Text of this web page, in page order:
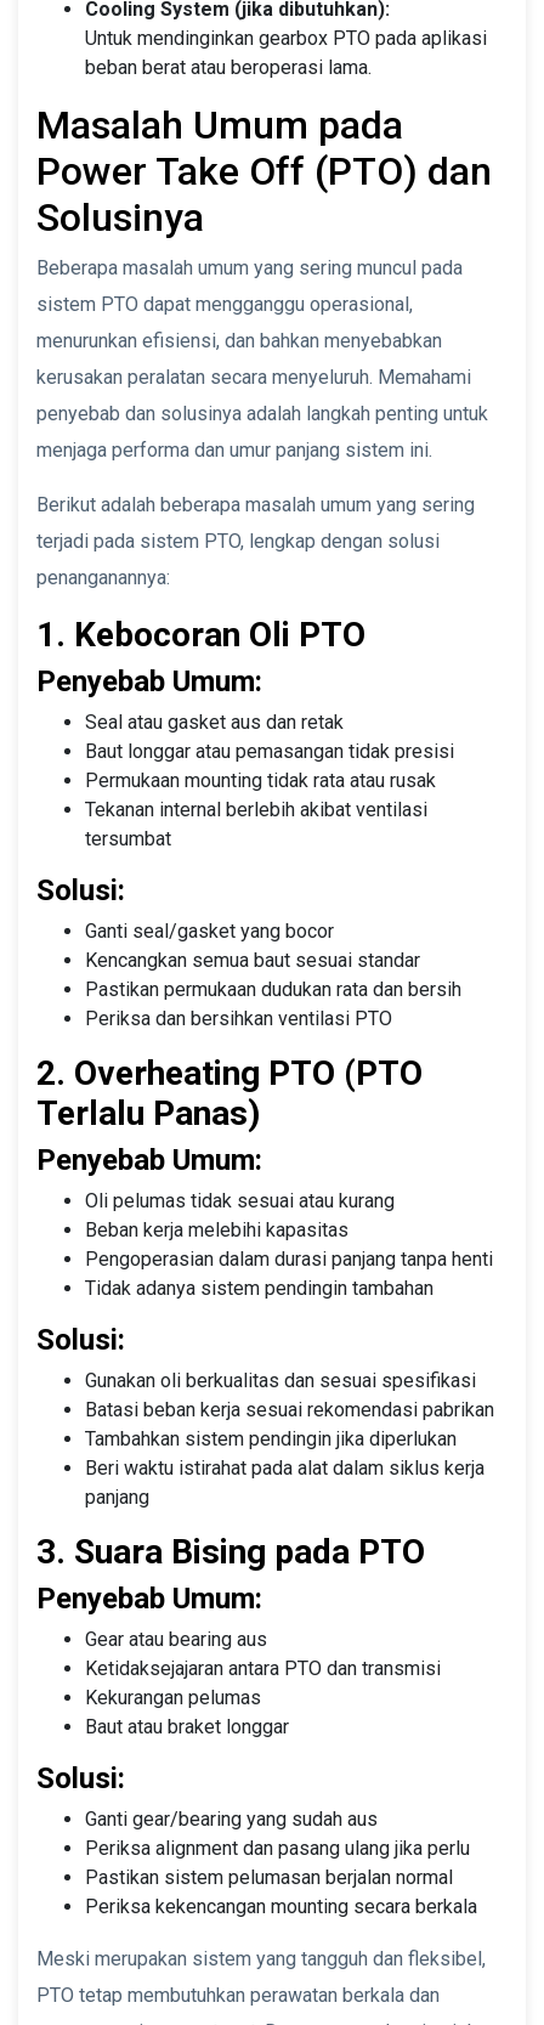
Cooling System (jika dibutuhkan):
Untuk mendinginkan gearbox PTO pada aplikasi
beban berat atau beroperasi lama.
Masalah Umum pada
Power Take Off (PTO) dan
Solusinya
Beberapa masalah umum yang sering muncul pada
sistem PTO dapat mengganggu operasional,
menurunkan efisiensi, dan bahkan menyebabkan
kerusakan peralatan secara menyeluruh. Memahami
penyebab dan solusinya adalah langkah penting untuk
menjaga performa dan umur panjang sistem ini.
Berikut adalah beberapa masalah umum yang sering
terjadi pada sistem PTO, lengkap dengan solusi
penanganannya:
1. Kebocoran Oli PTO
Penyebab Umum:
Seal atau gasket aus dan retak
Baut longgar atau pemasangan tidak presisi
Permukaan mounting tidak rata atau rusak
Tekanan internal berlebih akibat ventilasi
tersumbat
Solusi:
Ganti seal/gasket yang bocor
Kencangkan semua baut sesuai standar
Pastikan permukaan dudukan rata dan bersih
Periksa dan bersihkan ventilasi PTO
2. Overheating PTO (PTO
Terlalu Panas)
Penyebab Umum:
Oli pelumas tidak sesuai atau kurang
Beban kerja melebihi kapasitas
Pengoperasian dalam durasi panjang tanpa henti
Tidak adanya sistem pendingin tambahan
Solusi:
Gunakan oli berkualitas dan sesuai spesifikasi
Batasi beban kerja sesuai rekomendasi pabrikan
Tambahkan sistem pendingin jika diperlukan
Beri waktu istirahat pada alat dalam siklus kerja
panjang
3. Suara Bising pada PTO
Penyebab Umum:
Gear atau bearing aus
Ketidaksejajaran antara PTO dan transmisi
Kekurangan pelumas
Baut atau braket longgar
Solusi:
Ganti gear/bearing yang sudah aus
Periksa alignment dan pasang ulang jika perlu
Pastikan sistem pelumasan berjalan normal
Periksa kekencangan mounting secara berkala
Meski merupakan sistem yang tangguh dan fleksibel,
PTO tetap membutuhkan perawatan berkala dan